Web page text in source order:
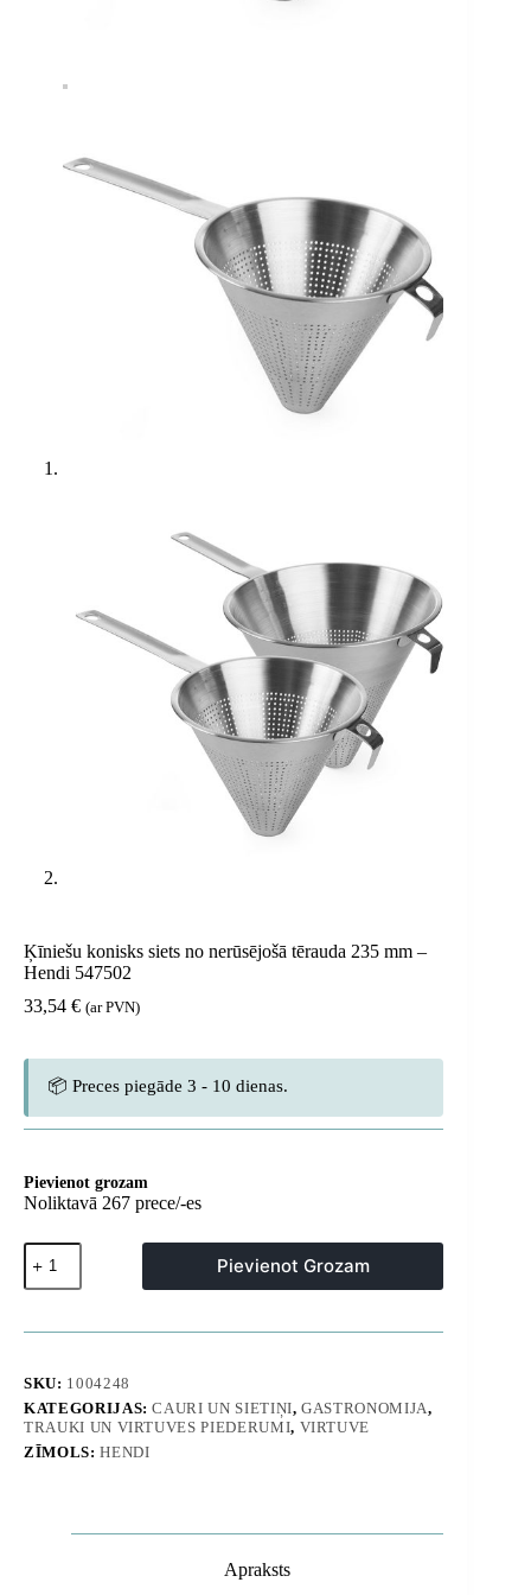
Ķīniešu konisks siets no nerūsējošā tērauda 235 mm –
Hendi 547502
33,54 € (ar PVN)
📦 Preces piegāde 3 - 10 dienas.
Pievienot grozam
Noliktavā 267 prece/-es
Ķīniešu
konisks
siets
nerūsējošā
mm
-
Hendi
547502
Pievienot Grozam
SKU: 1004248
KATEGORIJAS:CAURI UN SIETIŅI,GASTRONOMIJA,
TRAUKI UN VIRTUVES PIEDERUMI, VIRTUVE
ZĪMOLS:HENDI
Apraksts